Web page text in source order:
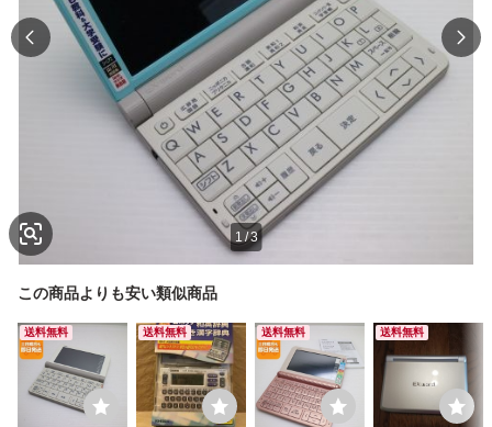
1 /3
この商品よりも安い類似商品
送料無料 送料無料 送料無料 送料無料